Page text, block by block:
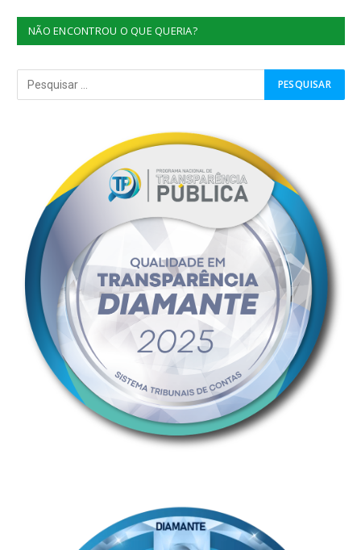
NÃO ENCONTROU O QUE QUERIA?